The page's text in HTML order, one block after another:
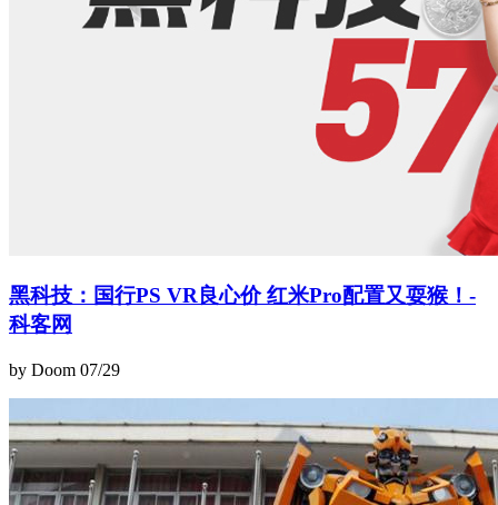
黑科技：国行PS VR良心价 红米Pro配置又耍猴！-
科客网
by Doom 07/29